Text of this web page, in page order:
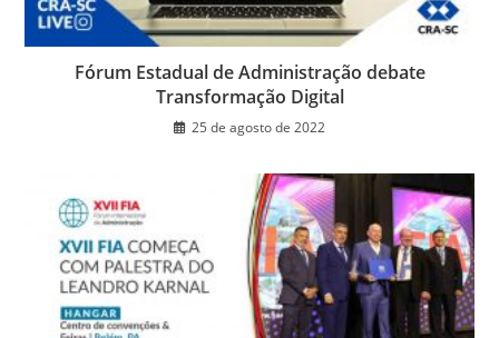
Fórum Estadual de Administração debate
Transformação Digital
25 de agosto de 2022